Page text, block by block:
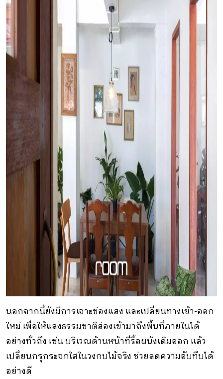
นอกจากนี้ยังมีการเจาะช่องแสง และเปลี่ยนทางเข้า-ออก
ใหม่ เพื่อให้แสงธรรมชาติส่องเข้ามาถึงพื้นที่ภายในได้
อย่างทั่วถึง เช่น บริเวณด้านหน้าที่รื้อผนังเดิมออก แล้ว
เปลี่ยนกรุกระจกใสในวงกบไม้จริง ช่วยลดความอับทึบได้
อย่างดี